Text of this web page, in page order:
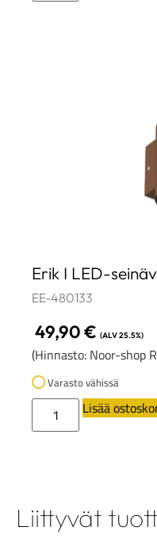
Erik I LED-
EE-480133
49,90€ (ALV 25.5%)
(Hinnasto: Noor-shop
Varasto vähissä
Lisää
Liittyvät